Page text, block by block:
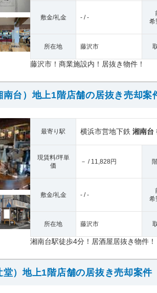
敷金/礼金 - / -
希
所在地 藤沢市
藤沢市！商業施設内！居抜き物件！
南台）地上1階店舗の居抜き売却案
最寄り駅 横浜市営地下鉄 湘南台
現賃料/坪単
価
－ / 11,828円
敷金/礼金 - / -
希
所在地 藤沢市
湘南台駅徒歩4分！居酒屋居抜き物件！
堂）地上1階店舗の居抜き売却案件